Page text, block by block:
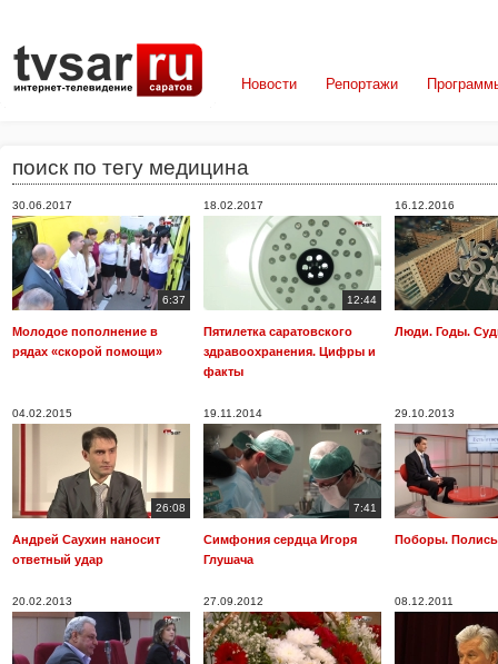
Новости Репортажи
поиск по тегу медицина
30.06.2017
6:37
Молодое пополнение в
рядах «скорой помощи»
18.02.2017
12:44
Пятилетка саратовского
здравоохранения. Цифры и
факты
16.12.2016
Люди. Годы.
04.02.2015
26:08
Андрей Саухин наносит
ответный удар
19.11.2014
7:41
Симфония сердца Игоря
Глушача
29.10.2013
Поборы.
20.02.2013 27.09.2012 08.12.2011